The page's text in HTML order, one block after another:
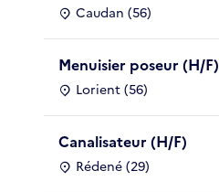
Caudan (56)
Menuisier poseur (H/F)
Lorient (56)
Canalisateur (H/F)
Rédené (29)